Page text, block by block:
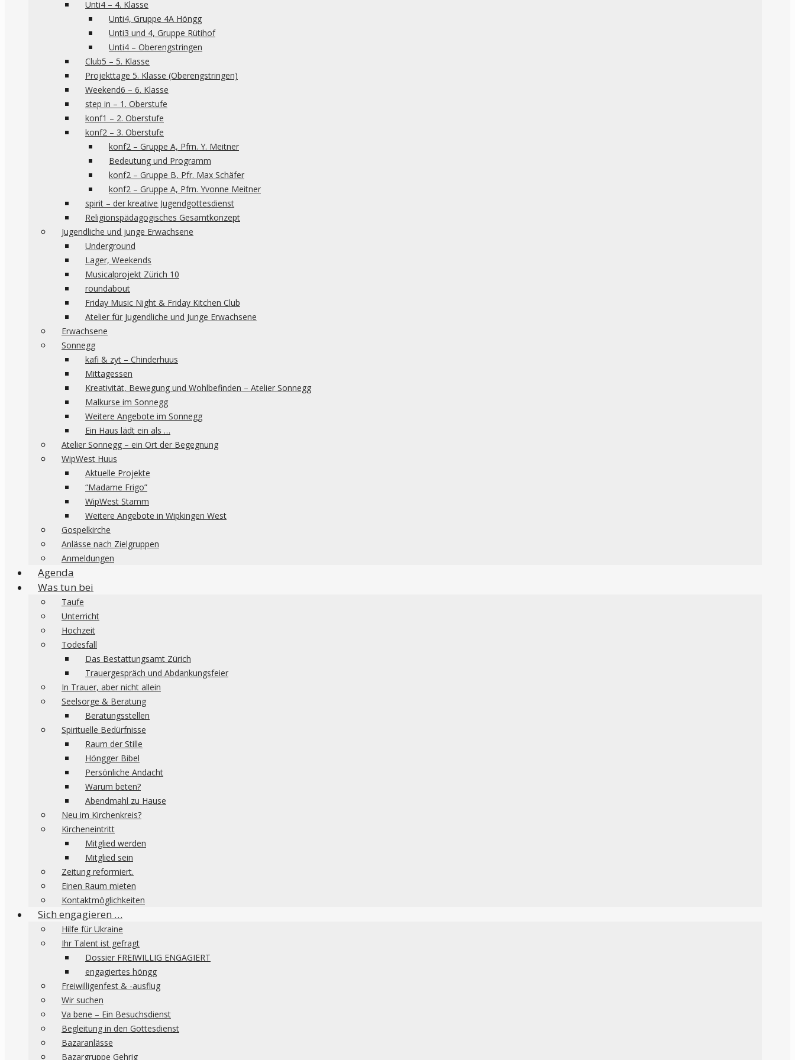
Unti4 – 4. Klasse
Unti4, Gruppe 4A Höngg
Unti3 und 4, Gruppe Rütihof
Unti4 – Oberengstringen
Club5 – 5. Klasse
Projekttage 5. Klasse (Oberengstringen)
Weekend6 – 6. Klasse
step in – 1. Oberstufe
konf1 – 2. Oberstufe
konf2 – 3. Oberstufe
konf2 – Gruppe A, Pfrn. Y. Meitner
Bedeutung und Programm
konf2 – Gruppe B, Pfr. Max Schäfer
konf2 – Gruppe A, Pfrn. Yvonne Meitner
spirit – der kreative Jugendgottesdienst
Religionspädagogisches Gesamtkonzept
Jugendliche und junge Erwachsene
Underground
Lager, Weekends
Musicalprojekt Zürich 10
roundabout
Friday Music Night & Friday Kitchen Club
Atelier für Jugendliche und Junge Erwachsene
Erwachsene
Sonnegg
kafi & zyt – Chinderhuus
Mittagessen
Kreativität, Bewegung und Wohlbefinden – Atelier Sonnegg
Malkurse im Sonnegg
Weitere Angebote im Sonnegg
Ein Haus lädt ein als …
Atelier Sonnegg – ein Ort der Begegnung
WipWest Huus
Aktuelle Projekte
“Madame Frigo”
WipWest Stamm
Weitere Angebote in Wipkingen West
Gospelkirche
Anlässe nach Zielgruppen
Anmeldungen
Agenda
Was tun bei
Taufe
Unterricht
Hochzeit
Todesfall
Das Bestattungsamt Zürich
Trauergespräch und Abdankungsfeier
In Trauer, aber nicht allein
Seelsorge & Beratung
Beratungsstellen
Spirituelle Bedürfnisse
Raum der Stille
Höngger Bibel
Persönliche Andacht
Warum beten?
Abendmahl zu Hause
Neu im Kirchenkreis?
Kircheneintritt
Mitglied werden
Mitglied sein
Zeitung reformiert.
Einen Raum mieten
Kontaktmöglichkeiten
Sich engagieren …
Hilfe für Ukraine
Ihr Talent ist gefragt
Dossier FREIWILLIG ENGAGIERT
engagiertes höngg
Freiwilligenfest & -ausflug
Wir suchen
Va bene – Ein Besuchsdienst
Begleitung in den Gottesdienst
Bazaranlässe
Bazargruppe Gehrig